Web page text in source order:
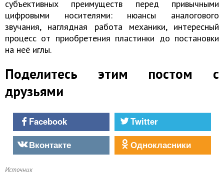
субъективных преимуществ перед привычными
цифровыми носителями: нюансы аналогового
звучания, наглядная работа механики, интересный
процесс от приобретения пластинки до постановки
на неё иглы.
Поделитесь этим постом с
друзьями
Facebook
Twitter
Вконтакте
Однокласники
Источник